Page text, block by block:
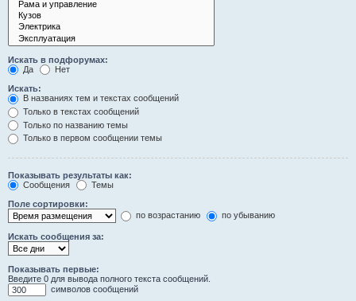
Искать в подфорумах:
Да
Нет
Искать:
В названиях тем и текстах сообщений
Только в текстах сообщений
Только по названию темы
Только в первом сообщении темы
Показывать результаты как:
Сообщения
Темы
Поле сортировки:
по возрастанию
по убыванию
Искать сообщения за:
Показывать первые:
Введите 0 для вывода полного текста сообщений.
символов сообщений